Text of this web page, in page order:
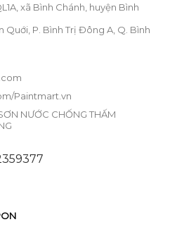
xã Bình Chánh, huyện Bình
Quới, P. Bình Trị Đông A, Q. Bình
Paintmart.vn
NƯỚC CHỐNG THẤM